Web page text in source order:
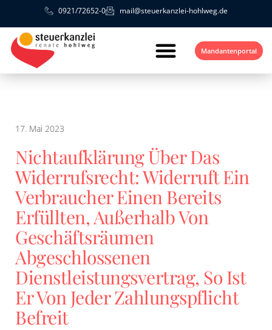
0921/72652-0 mail@steuerkanzlei-hohlweg.de
Mandantenportal
17. Mai 2023
Nichtaufklärung Über Das
Widerrufsrecht: Widerruft Ein
Verbraucher Einen Bereits
Erfüllten, Außerhalb Von
Geschäftsräumen
Abgeschlossenen
Dienstleistungsvertrag, So Ist
Er Von Jeder Zahlungspflicht
Befreit